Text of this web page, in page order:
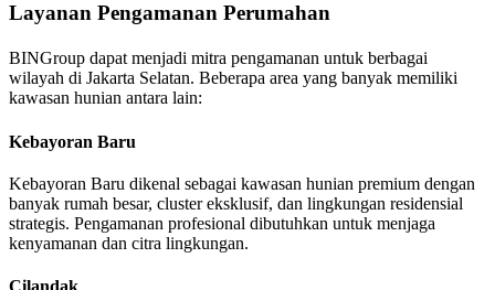
Layanan Pengamanan Perumahan
BINGroup dapat menjadi mitra pengamanan untuk berbagai
wilayah di Jakarta Selatan. Beberapa area yang banyak memiliki
kawasan hunian antara lain:
Kebayoran Baru
Kebayoran Baru dikenal sebagai kawasan hunian premium dengan
banyak rumah besar, cluster eksklusif, dan lingkungan residensial
strategis. Pengamanan profesional dibutuhkan untuk menjaga
kenyamanan dan citra lingkungan.